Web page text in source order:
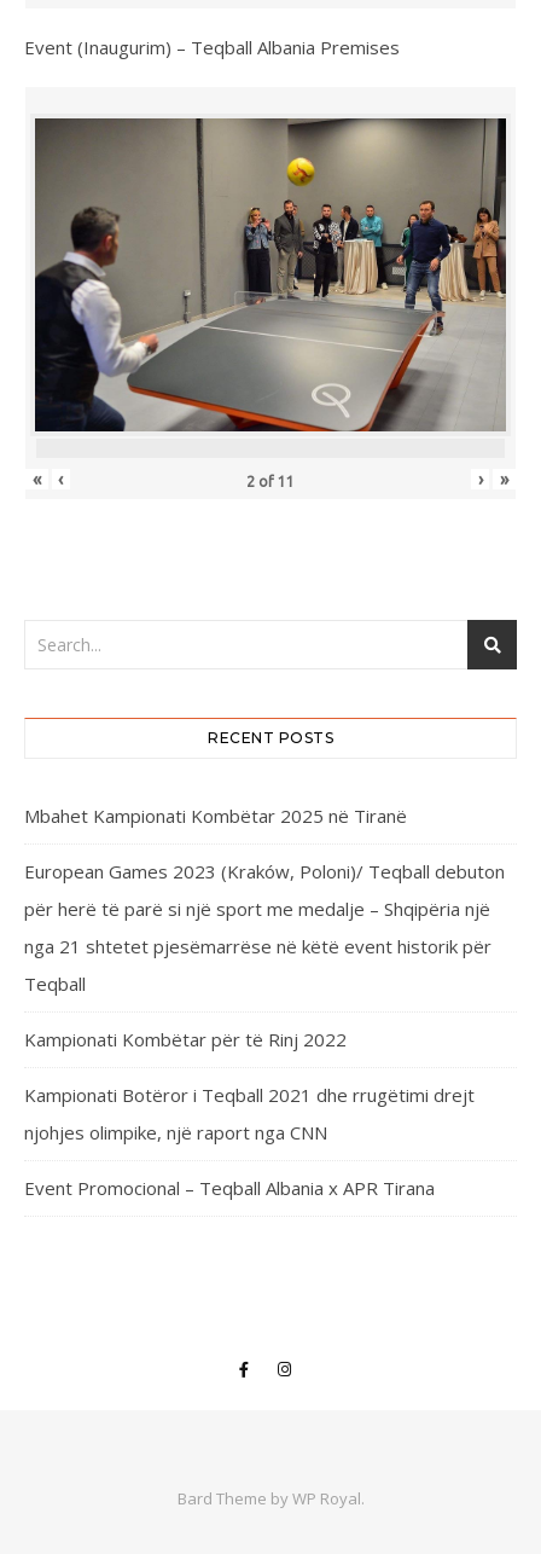
Event (Inaugurim) – Teqball Albania Premises
« ‹ 2 of 11 › »
RECENT POSTS
Mbahet Kampionati Kombëtar 2025 në Tiranë
European Games 2023 (Kraków, Poloni)/ Teqball debuton
për herë të parë si një sport me medalje – Shqipëria një
nga 21 shtetet pjesëmarrëse në këtë event historik për
Teqball
Kampionati Kombëtar për të Rinj 2022
Kampionati Botëror i Teqball 2021 dhe rrugëtimi drejt
njohjes olimpike, një raport nga CNN
Event Promocional – Teqball Albania x APR Tirana
Bard Theme byWP Royal.